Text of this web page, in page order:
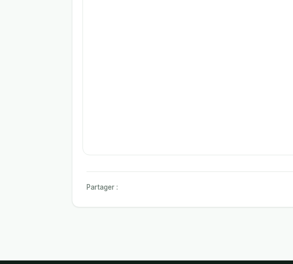
Partager :